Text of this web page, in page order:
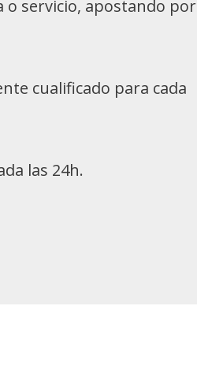
o servicio, apostando por
cualificado para cada
las 24h.